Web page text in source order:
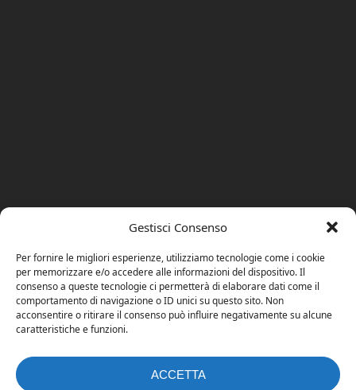
Gestisci Consenso
Per fornire le migliori esperienze, utilizziamo tecnologie come i cookie
per memorizzare e/o accedere alle informazioni del dispositivo. Il
consenso a queste tecnologie ci permetterà di elaborare dati come il
comportamento di navigazione o ID unici su questo sito. Non
acconsentire o ritirare il consenso può influire negativamente su alcune
caratteristiche e funzioni.
ACCETTA